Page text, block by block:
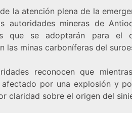
la atención plena de la
autoridades mineras de
que se adoptarán para el
las minas carboníferas del
reconocen que
por una explosión y
claridad sobre el origen del